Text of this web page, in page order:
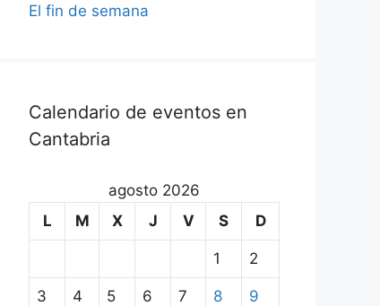
El fin de semana
Calendario de eventos en
Cantabria
agosto 2026
L
M X J V S D
1 2
3 4 5 6 7 8 9